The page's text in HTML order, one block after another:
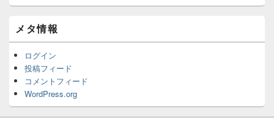
メタ情報
ログイン
投稿フィード
コメントフィード
WordPress.org